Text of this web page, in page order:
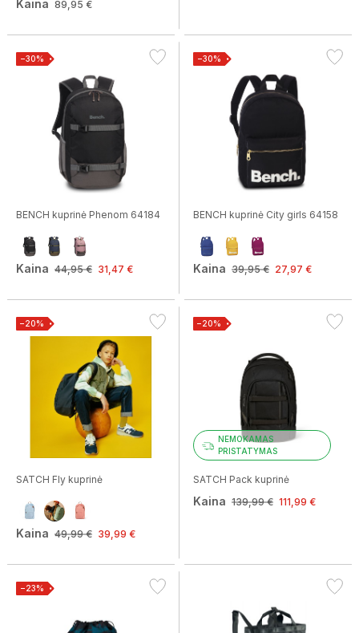
Kaina 89,95 €
−30%
BENCH kuprinė Phenom 64184
Kaina 44,95 € 31,47 €
−30%
BENCH kuprinė City girls 64158
Kaina 39,95 € 27,97 €
−20%
SATCH Fly kuprinė
Kaina 49,99 € 39,99 €
−20%
NEMOKAMAS
PRISTATYMAS
SATCH Pack kuprinė
Kaina 139,99 € 111,99 €
−23%
Patvirtinu, kad sutinku gauti naujienlaiškius.
Daugiau informacijos apie tai, kaip tvarkome jūsų duomenis rinkodaros komunikacijos
tikslais.